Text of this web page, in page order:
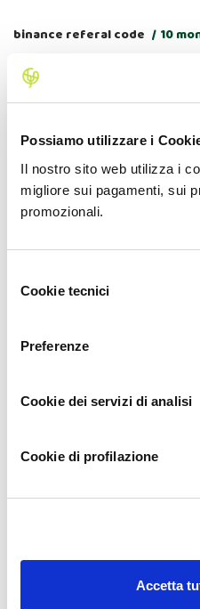
Possiamo utilizzare i
Il nostro sito web utilizza i
migliore sui pagamenti, sui
promozionali.
delCookie tecnici
Preferenze
Cookie dei servizi di analisi
Cookie di profilazione
Accetta
binance referal code 10
I don’t think the title of your
Thanks!
Anonimo 9 months ago
Thank you for your sharing. I
ideas. It is your article that